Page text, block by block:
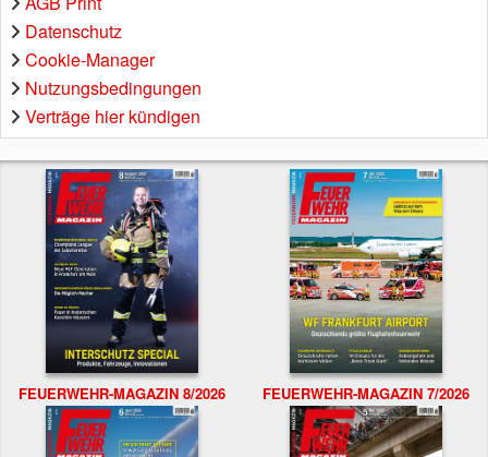
Datenschutz
Cookie-Manager
Nutzungsbedingungen
Verträge hier kündigen
FEUERWEHR-MAGAZIN 8/2026 FEUERWEHR-MAGAZIN 7/2026